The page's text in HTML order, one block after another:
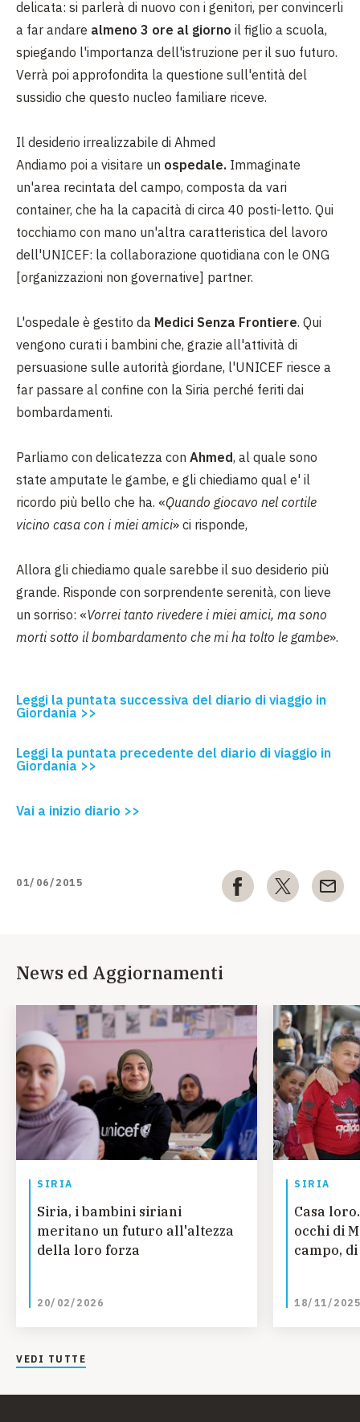
delicata: si parlerà di nuovo con i genitori, per convincerli
a far andare almeno 3 ore al giorno il figlio a scuola,
spiegando l'importanza dell'istruzione per il suo futuro.
Verrà poi approfondita la questione sull'entità del
sussidio che questo nucleo familiare riceve.
Il desiderio irrealizzabile di Ahmed
Andiamo poi a visitare un ospedale. Immaginate
un'area recintata del campo, composta da vari
container, che ha la capacità di circa 40 posti-letto. Qui
tocchiamo con mano un'altra caratteristica del lavoro
dell'UNICEF: la collaborazione quotidiana con le ONG
[organizzazioni non governative] partner.
L'ospedale è gestito da Medici Senza Frontiere. Qui
vengono curati i bambini che, grazie all'attività di
persuasione sulle autorità giordane, l'UNICEF riesce a
far passare al confine con la Siria perché feriti dai
bombardamenti.
Parliamo con delicatezza con Ahmed, al quale sono
state amputate le gambe, e gli chiediamo qual e' il
ricordo più bello che ha. «Quando giocavo nel cortile
vicino casa con i miei amici» ci risponde,
Allora gli chiediamo quale sarebbe il suo desiderio più
grande. Risponde con sorprendente serenità, con lieve
un sorriso: «Vorrei tanto rivedere i miei amici, ma sono
morti sotto il bombardamento che mi ha tolto le gambe».
Leggi la puntata successiva del diario di viaggio in
Giordania >>
Leggi la puntata precedente del diario di viaggio in
Giordania >>
Vai a inizio diario >>
01/06/2015
News ed Aggiornamenti
SIRIA
Siria, i bambini siriani
meritano un futuro all'altezza
della loro forza
20/02/2026
SIRIA
Casa
occhi di
campo,
18/11/2025
VEDI TUTTE